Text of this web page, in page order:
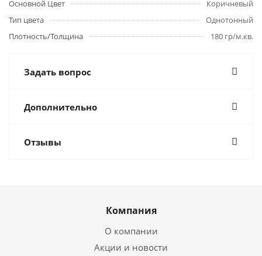
Основной Цвет
Коричневый
Тип цвета
Однотонный
Плотность/Толщина
180 гр/м.кв.
Задать вопрос
Дополнительно
Отзывы
Компания
О компании
Акции и новости